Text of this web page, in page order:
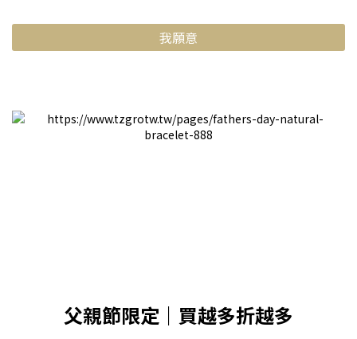
我願意
父親節限定｜買越多折越多